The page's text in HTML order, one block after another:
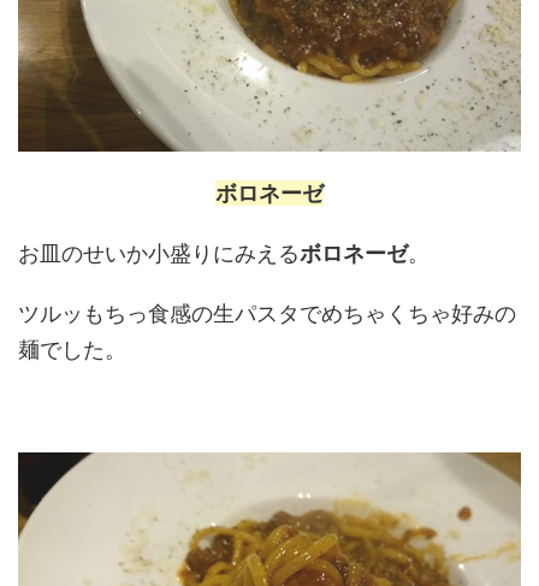
ボロネーゼ
お皿のせいか小盛りにみえるボロネーゼ。
ツルッもちっ食感の生パスタでめちゃくちゃ好みの
麺でした。